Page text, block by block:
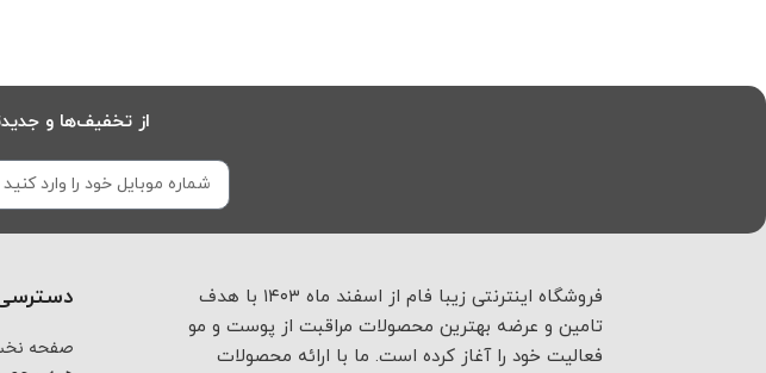
از تخفیف‌ها و
فروشگاه اینترنتی زیبا فام از اسفند ماه ۱۴۰۳ با هدف
تامین و عرضه بهترین محصولات مراقبت از پوست و مو
فعالیت خود را آغاز کرده است. ما با ارائه محصولات
صفحه